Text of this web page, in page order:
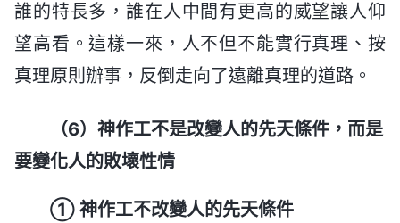
誰的特長多，誰在人中間有更高的威望讓人仰
望高看。這樣一來，人不但不能實行真理、按
真理原則辦事，反倒走向了遠離真理的道路。
（6）神作工不是改變人的先天條件，而是
要變化人的敗壞性情
① 神作工不改變人的先天條件